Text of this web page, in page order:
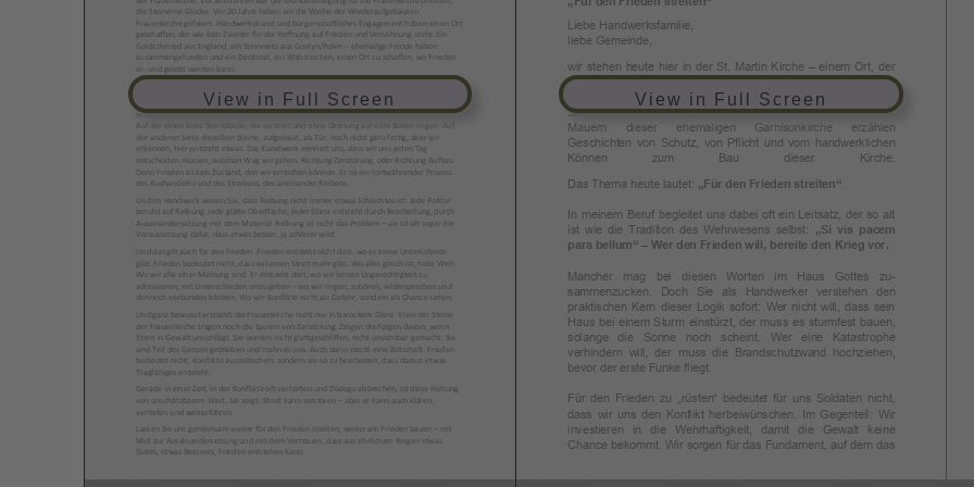
View in Full Screen
die Steinerne Glocke. Vor 20 Jahre haben wir die Weihe der Wiederaufgebauten
Frauenkirche gefeiert. Handwerkskunst und bürgerschaftliches Engagement haben einen Ort
geschaffen, der wie kein Zweiter für die Hoffnung auf Frieden und Versöhnung steht. Ein
Goldschmied aus England, ein Steinmetz aus Gostyn/Polen – ehemalige Feinde haben
zusammengefunden und ein Denkmal, ein Wahrzeichen, einen Ort zu schaffen, wo Frieden
er- und gelebt werden kann.
„Für den Frieden streiten“ – dieses Motto klingt zunächst widersprüchlich. Streit und Frieden
– passt das zusammen?
In der Unterkirche der Frauenkirche steht ein Kunstwerk des Künstler Michael Schönholtz.
Auf der einen Seite Steinblöcke, die zerstört und ohne Ordnung auf dem Boden liegen. Auf
der anderen Seite dieselben Steine, aufgebaut, als Tür, noch nicht ganz fertig, aber wir
erkennen, hier entsteht etwas. Das Kunstwerk erinnert uns, dass wir uns jeden Tag
entscheiden müssen, welchen Weg wir gehen. Richtung Zerstörung, oder Richtung Aufbau.
Denn Frieden ist kein Zustand, den wir erreichen können. Er ist ein fortwährender Prozess
des Aushandelns und des Streitens, des aneinander Reibens.
Und im Handwerk wissen Sie, dass Reibung nicht immer etwas Schlechtes ist: Jede Politur
beruht auf Reibung. Jede glatte Oberfläche, jeder Glanz entsteht durch Bearbeitung, durch
Auseinandersetzung mit dem Material. Reibung ist nicht das Problem – sie ist oft sogar die
Voraussetzung dafür, dass etwas besser, ja schöner wird.
Und das gilt auch für den Frieden. Frieden entsteht nicht dort, wo es keine Unterschiede
gibt. Frieden bedeutet nicht, dass es keinen Streit mehr gibt. Wo alles gleich ist, heile Welt.
Wo wir alle einer Meinung sind. Er entsteht dort, wo wir lernen Ungerechtigkeit zu
adressieren, mit Unterschieden umzugehen – wo wir ringen, zuhören, widersprechen und
dennoch verbunden bleiben. Wo wir Konflikte nicht als Gefahr, sondern als Chance sehen.
Und ganz bewusst erstrahlt die Frauenkirche nicht nur in barockem Glanz. Viele der Steine
der Frauenkirche tragen noch die Spuren von Zerstörung. Zeigen die Folgen davon, wenn
Streit in Gewalt umschlägt. Sie wurden nicht glattgeschliffen, nicht unsichtbar gemacht. Sie
sind Teil des Ganzen geblieben und mahnen uns. Auch darin steckt eine Botschaft: Frieden
bedeutet nicht, Konflikte auszulöschen, sondern sie so zu bearbeiten, dass daraus etwas
Tragfähiges entsteht.
Gerade in einer Zeit, in der Konflikte oft verhärten und Dialoge abbrechen, ist diese Haltung
von unschätzbarem Wert. Sie zeigt: Streit kann zerstören – aber er kann auch klären,
vertiefen und weiterführen.
Lassen Sie uns gemeinsam weiter für den Frieden streiten, weiter am Frieden bauen – mit
Mut zur Auseinandersetzung und mit dem Vertrauen, dass aus ehrlichem Ringen etwas
Gutes, etwas Besseres, Frieden entstehen kann.
View in Full Screen
Liebe Handwerksfamilie,
liebe Gemeinde,
wir stehen heute hier in der St. Martin Kirche – einem Ort, der
wie kaum ein anderer die Verbindung zwischen dem
Soldatsein, dem Handwerk und dem Glauben verkörpert. Als
Soldat hier zu sprechen, erfüllt mich mit Demut, denn die
Mauern dieser ehemaligen Garnisonkirche erzählen
Geschichten von Schutz, von Pflicht und vom handwerklichen
Können zum Bau dieser Kirche.
Das Thema heute lautet: „Für den Frieden streiten“.
In meinem Beruf begleitet uns dabei oft ein Leitsatz, der so alt
ist wie die Tradition des Wehrwesens selbst:
„Si vis pacem
para bellum“ – Wer den Frieden will, bereite den Krieg vor.
Mancher mag bei diesen Worten im Haus Gottes zu-
sammenzucken. Doch Sie als Handwerker verstehen den
praktischen Kern dieser Logik sofort: Wer nicht will, dass sein
Haus bei einem Sturm einstürzt, der muss es sturmfest bauen,
solange die Sonne noch scheint. Wer eine Katastrophe
verhindern will, der muss die Brandschutzwand hochziehen,
bevor der erste Funke fliegt.
Für den Frieden zu „rüsten“ bedeutet für uns Soldaten nicht,
dass wir uns den Konflikt herbeiwünschen. Im Gegenteil: Wir
investieren in die Wehrhaftigkeit, damit die Gewalt keine
Chance bekommt. Wir sorgen für das Fundament, auf dem das